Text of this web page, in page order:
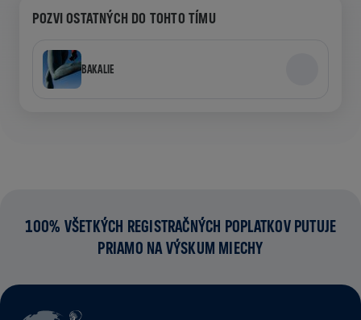
POZVI OSTATNÝCH DO TOHTO TÍMU
BAKALIE
100% VŠETKÝCH REGISTRAČNÝCH POPLATKOV PUTUJE
PRIAMO NA VÝSKUM MIECHY